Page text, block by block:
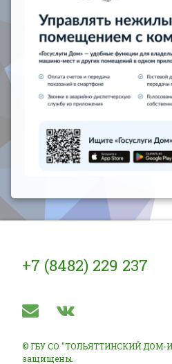
Тел:
+7 (8482) 229 237
E-mailВКонтакте
© ГБУ СО "ТОЛЬЯТТИНСКИЙ ДОМ-
защищены.